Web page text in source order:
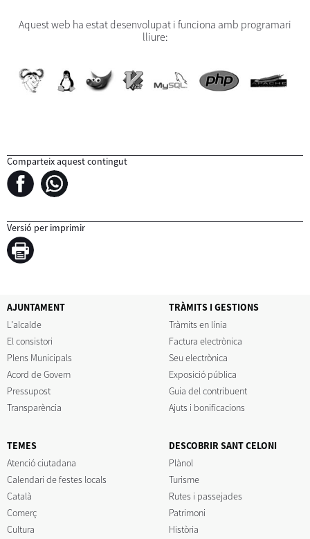
Aquest web ha estat desenvolupat i funciona amb programari
lliure:
Comparteix aquest contingut
Versió per imprimir
AJUNTAMENT
L'alcalde
El consistori
Plens Municipals
Acord de Govern
Pressupost
Transparència
TRÀMITS I GESTIONS
Tràmits en línia
Factura electrònica
Seu electrònica
Exposició pública
Guia del contribuent
Ajuts i bonificacions
TEMES
Atenció ciutadana
Calendari de festes locals
Català
Comerç
Cultura
DESCOBRIR SANT CELONI
Plànol
Turisme
Rutes i passejades
Patrimoni
Història